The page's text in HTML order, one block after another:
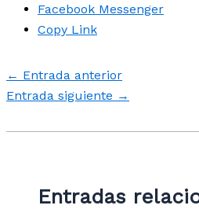
Facebook Messenger
Copy Link
← Entrada anterior
Entrada siguiente →
Entradas